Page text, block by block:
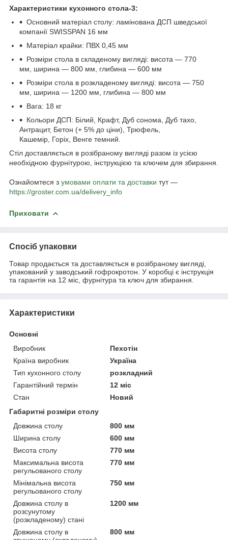
Характеристики кухонного стола-3:
Основний матеріал столу: ламінована ДСП шведської
компанії SWISSPAN 16 мм
Матеріал крайки: ПВХ 0,45 мм
Розміри стола в складеному вигляді: висота — 770
мм, ширина — 800 мм, глибина — 600 мм
Розміри стола в розкладеному вигляді: висота — 750
мм, ширина — 1200 мм, глибина — 800 мм
Вага: 18 кг
Кольори ДСП: Білий, Крафт, Дуб сонома, Дуб тахо,
Антрацит, Бетон (+ 5% до ціни), Трюфель,
Кашемір, Горіх, Венге темний.
Стіл доставляється в розібраному вигляді разом із усією
необхідною фурнітурою, інструкцією та ключем для збирання.
Ознайомтеся з умовами оплати та доставки тут —
https://groster.com.ua/delivery_info
Приховати
Спосіб упаковки
Товар продається та доставляється в розібраному вигляді,
упакований у заводський гофрокротон. У коробці є інструкція
та гарантія на 12 міс, фурнітура та ключ для збирання.
Характеристики
Основні
Виробник
Пехотін
Країна виробник
Україна
Тип кухонного столу
розкладний
Гарантійний термін
12 міс
Стан
Новий
Габаритні розміри столу
Довжина столу
800 мм
Ширина столу
600 мм
Висота столу
770 мм
Максимальна висота
регульованого столу
770 мм
Мінімальна висота
регульованого столу
750 мм
Довжина столу в
розсунутому
(розкладеному) стані
1200 мм
Довжина столу в
800 мм